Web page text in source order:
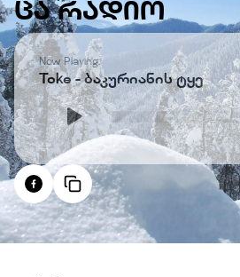
ᲪᲐ ᲠᲐᲓᲘᲝ
Now Playing:
Toke - ბაკურიანის ტყე